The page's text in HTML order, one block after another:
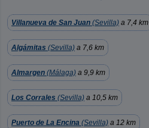
Villanueva de San Juan (Sevilla) a 7,4 km
Algámitas (Sevilla) a 7,6 km
Almargen (Málaga) a 9,9 km
Los Corrales (Sevilla) a 10,5 km
Puerto de La Encina (Sevilla) a 12 km